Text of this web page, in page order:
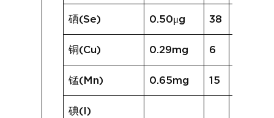
硒(Se) 0.50μg 38
铜(Cu) 0.29mg 6
锰(Mn) 0.65mg 15
碘(I)